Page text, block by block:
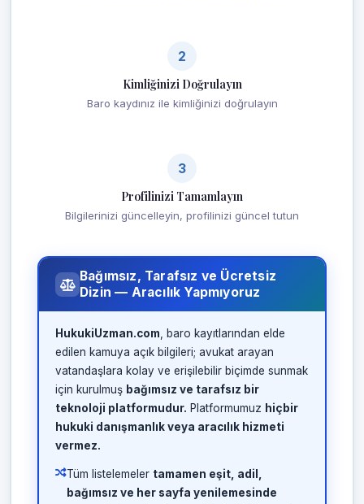
2
Kimliğinizi Doğrulayın
Baro kaydınız ile kimliğinizi doğrulayın
3
Profilinizi Tamamlayın
Bilgilerinizi güncelleyin, profilinizi güncel tutun
Bağımsız, Tarafsız ve Ücretsiz
Dizin — Aracılık Yapmıyoruz
HukukiUzman.com , baro kayıtlarından elde
edilen kamuya açık bilgileri; avukat arayan
vatandaşlara kolay ve erişilebilir biçimde sunmak
için kurulmuş bağımsız ve tarafsız bir
teknoloji platformudur. Platformumuz hiçbir
hukuki danışmanlık veya aracılık hizmeti
vermez.
Tüm listelemeler tamamen eşit, adil,
bağımsız ve her sayfa yenilemesinde